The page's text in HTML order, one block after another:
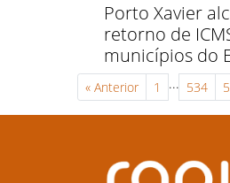
Porto Xavier
retorno de
municípios do
« Anterior 1 ... 534